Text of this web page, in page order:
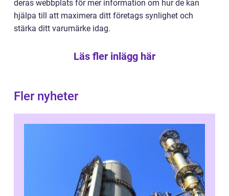
deras webbplats för mer information om hur de kan
hjälpa till att maximera ditt företags synlighet och
stärka ditt varumärke idag.
Läs fler inlägg här
Fler nyheter